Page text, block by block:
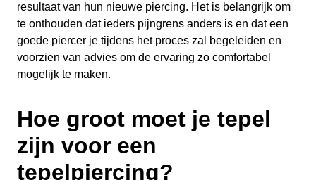
resultaat van hun nieuwe piercing. Het is belangrijk om
te onthouden dat ieders pijngrens anders is en dat een
goede piercer je tijdens het proces zal begeleiden en
voorzien van advies om de ervaring zo comfortabel
mogelijk te maken.
Hoe groot moet je tepel
zijn voor een
tepelpiercing?